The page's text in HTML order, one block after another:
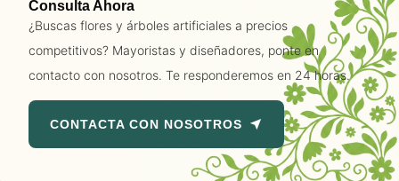
Consulta Ahora
¿Buscas flores y árboles artificiales a precios
competitivos? Mayoristas y diseñadores, ponte en
contacto con nosotros. Te responderemos en 24 horas.
CONTACTA CON NOSOTROS